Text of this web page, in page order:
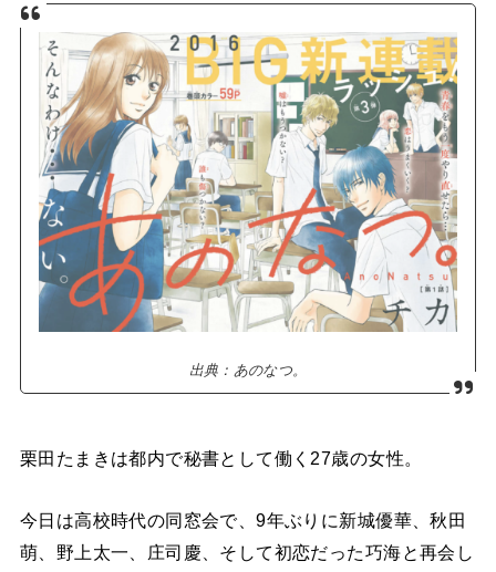
出典：あのなつ。
栗田たまきは都内で秘書として働く27歳の女性。
今日は高校時代の同窓会で、9年ぶりに新城優華、秋田
萌、野上太一、庄司慶、そして初恋だった巧海と再会し